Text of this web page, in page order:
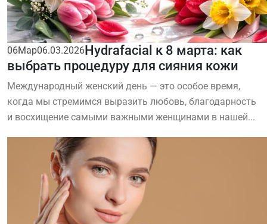
06Мар06.03.2026Hydrafacial к 8 марта: как
выбрать процедуру для сияния кожи
Международный женский день — это особое время,
когда мы стремимся выразить любовь, благодарность
и восхищение самыми важными женщинами в нашей...